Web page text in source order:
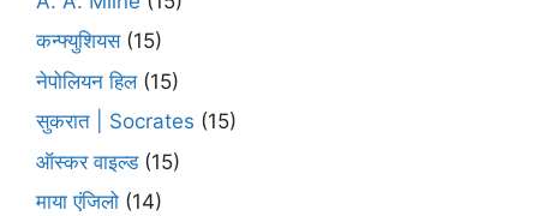
कन्फ्युशियस(15)
नेपोलियन हिल(15)
सुकरात | Socrates (15)
ऑस्कर वाइल्ड(15)
माया एंजिलो (14)